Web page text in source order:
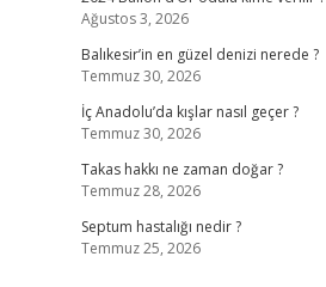
Ağustos 3, 2026
Balıkesir’in en güzel denizi nerede ?
Temmuz 30, 2026
İç Anadolu’da kışlar nasıl geçer ?
Temmuz 30, 2026
Takas hakkı ne zaman doğar ?
Temmuz 28, 2026
Septum hastalığı nedir ?
Temmuz 25, 2026